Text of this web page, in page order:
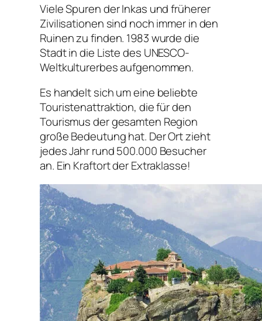
Viele Spuren der Inkas und früherer
Zivilisationen sind noch immer in den
Ruinen zu finden. 1983 wurde die
Stadt in die Liste des UNESCO-
Weltkulturerbes aufgenommen.
Es handelt sich um eine beliebte
Touristenattraktion, die für den
Tourismus der gesamten Region
große Bedeutung hat. Der Ort zieht
jedes Jahr rund 500.000 Besucher
an. Ein Kraftort der Extraklasse!